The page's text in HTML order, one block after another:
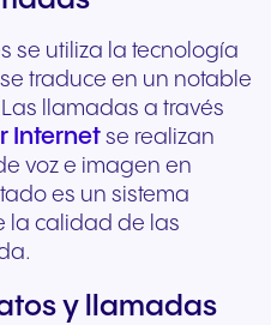
se utiliza la tecnología
traduce en un notable
Las llamadas a través
Internet se realizan
voz e imagen en
es un sistema
la calidad de las
y llamadas